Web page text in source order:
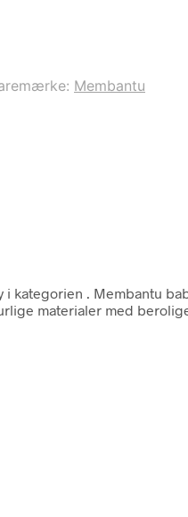
Membantu
i kategorien
. Membantu
materialer med